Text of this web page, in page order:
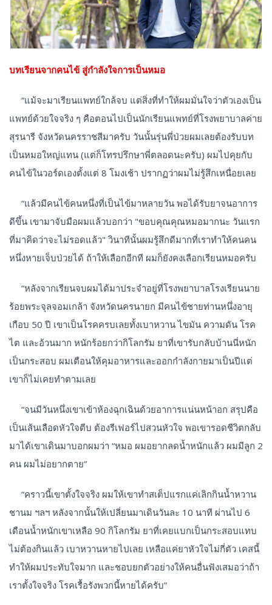
บทเรียนจากคนไข้ สู่กำลังใจการเป็นหมอ
“แม้จะมาเรียนแพทย์ใกล้จบ แต่สิ่งที่ทำให้ผมมั่นใจว่าตัวเองเป็น
แพทย์ด้วยใจจริง ๆ คือตอนไปเป็นนักเรียนแพทย์ที่โรงพยาบาลค่าย
สุรนารี จังหวัดนครราชสีมาครับ วันนั้นรุ่นพี่ป่วยผมเลยต้องรับบท
เป็นหมอใหญ่แทน (แต่ก็โทรปรึกษาพี่ตลอดนะครับ) ผมไปคุยกับ
คนไข้ในวอร์ดเองตั้งแต่ 8 โมงเช้า ปรากฏว่าผมไม่รู้สึกเหนื่อยเลย
“แล้วมีคนไข้คนหนึ่งที่เป็นไข้มาหลายวัน พอได้รับยาจนอาการ
ดีขึ้น เขามาจับมือผมแล้วบอกว่า "ขอบคุณคุณหมอมากนะ วันแรก
ที่มาคิดว่าจะไม่รอดแล้ว" วินาทีนั้นผมรู้สึกดีมากที่เราทำให้คนคน
หนึ่งหายเจ็บป่วยได้ ถ้าให้เลือกอีกที ผมก็ยังคงเลือกเรียนหมอครับ
“หลังจากเรียนจบผมได้มาประจำอยู่ที่โรงพยาบาลโรงเรียนนาย
ร้อยพระจุลจอมเกล้า จังหวัดนครนายก มีคนไข้ชายท่านหนึ่งอายุ
เกือบ 50 ปี เขาเป็นโรคครบเลยทั้งเบาหวาน ไขมัน ความดัน โรค
ไต และอ้วนมาก หนักร้อยกว่ากิโลกรัม ยาที่เขารับกลับบ้านนี่หนัก
เป็นกระสอบ ผมเตือนให้คุมอาหารและออกกำลังกายมาเป็นปีแต่
เขาก็ไม่เคยทำตามเลย
“จนมีวันหนึ่งเขาเข้าห้องฉุกเฉินด้วยอาการแน่นหน้าอก สรุปคือ
เป็นเส้นเลือดหัวใจตีบ ต้องรีเฟอร์ไปสวนหัวใจ พอเขารอดชีวิตกลับ
มาได้เขาเดินมาบอกผมว่า “หมอ ผมอยากลดน้ำหนักแล้ว ผมมีลูก 2
คน ผมไม่อยากตาย”
“คราวนี้เขาตั้งใจจริง ผมให้เขาทำสเต็ปแรกแค่เลิกกินน้ำหวาน
ชานม ฯลฯ หลังจากนั้นให้เปลี่ยนมาเดินวันละ 10 นาที ผ่านไป 6
เดือนน้ำหนักเขาเหลือ 90 กิโลกรัม ยาที่เคยแบกเป็นกระสอบแทบ
ไม่ต้องกินแล้ว เบาหวานหายไปเลย เหลือแค่ยาหัวใจไม่กี่ตัว เคสนี้
ทำให้ผมประทับใจมาก และชอบยกตัวอย่างให้คนอื่นฟังเสมอว่าถ้า
เราตั้งใจจริง โรคเรื้อรังพวกนี้หายได้ครับ”